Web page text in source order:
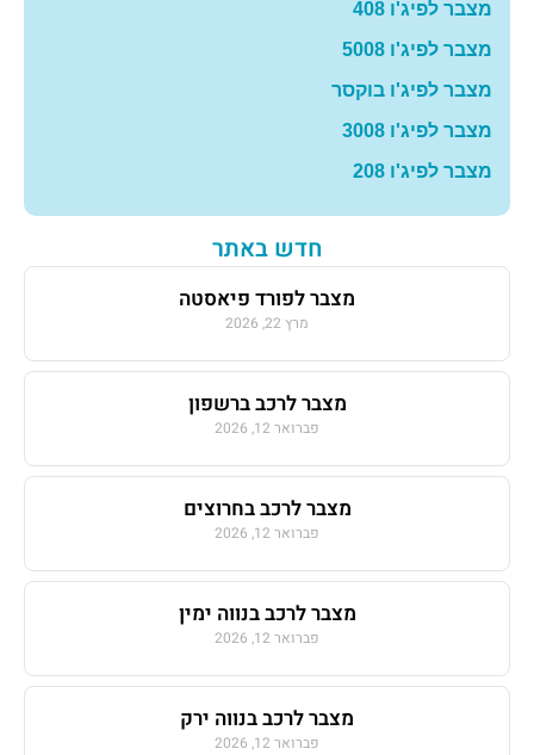
מצבר לפיג'ו 408
מצבר לפיג'ו 5008
מצבר לפיג'ו בוקסר
מצבר לפיג'ו 3008
מצבר לפיג'ו 208
חדש באתר
מצבר לפורד פיאסטה
מרץ 22, 2026
מצבר לרכב ברשפון
פברואר 12, 2026
מצבר לרכב בחרוצים
פברואר 12, 2026
מצבר לרכב בנווה ימין
פברואר 12, 2026
מצבר לרכב בנווה ירק
פברואר 12, 2026